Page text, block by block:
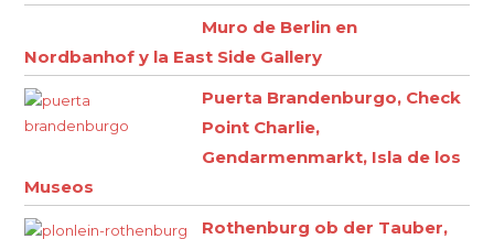
Muro de Berlin en
Nordbanhof y la East Side Gallery
Puerta Brandenburgo, Check
Point Charlie,
Gendarmenmarkt, Isla de los
Museos
Rothenburg ob der Tauber,